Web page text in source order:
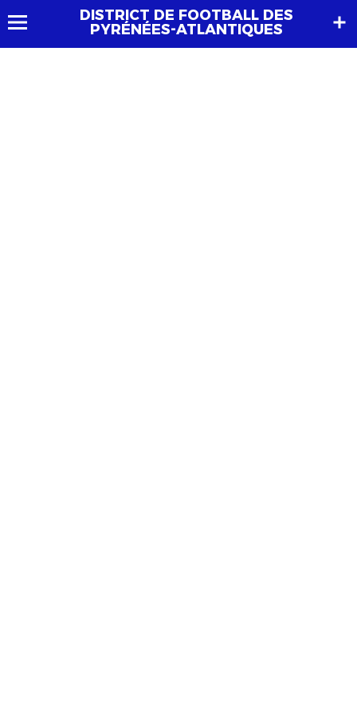
DISTRICT DE FOOTBALL DES
PYRÉNÉES-ATLANTIQUES